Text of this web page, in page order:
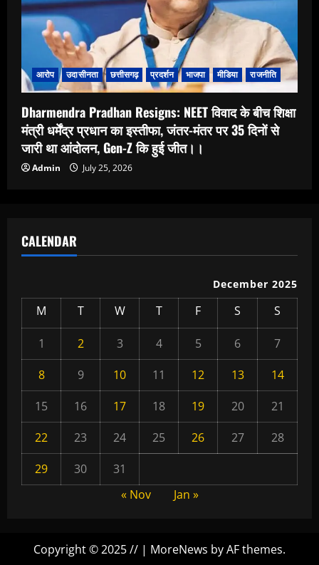
आरोप उदासीनता छत्तीसगढ़ प्रदर्शन भाजपा मीडिया राजनीति
Dharmendra Pradhan Resigns: NEET विवाद के बीच शिक्षा
मंत्री धर्मेंद्र प्रधान का इस्तीफा, जंतर-मंतर पर 35 दिनों से
जारी था आंदोलन, Gen-Z कि हुई जीत।।
Admin July 25, 2026
CALENDAR
December 2025
M T W T F S S
1 2 3 4 5 6
7
8
9 10 11 12 13
14
15
16 17 18 19 20
21
22
23 24 25 26 27
28
29
30
31
« Nov
Jan »
Copyright © 2025 // | MoreNews by AF themes.